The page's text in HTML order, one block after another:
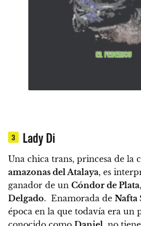
3 Lady Di
Una chica trans, princesa de la
amazonas del Atalaya, es
ganador de un Cóndor de Plata,
Delgado. Enamorada de Nafta
época en la que todavía era un